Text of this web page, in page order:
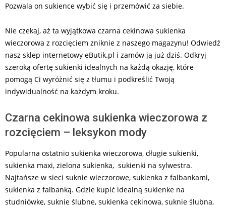
Pozwala on sukience wybić się i przemówić za siebie.
Nie czekaj, aż ta wyjątkowa czarna cekinowa sukienka
wieczorowa z rozcięciem zniknie z naszego magazynu! Odwiedź
nasz sklep internetowy eButik.pl i zamów ją już dziś. Odkryj
szeroką ofertę sukienki idealnych na każdą okazję, które
pomogą Ci wyróżnić się z tłumu i podkreślić Twoją
indywidualność na każdym kroku.
Czarna cekinowa sukienka wieczorowa z
rozcięciem – leksykon mody
Popularna ostatnio sukienka wieczorowa, długie sukienki,
sukienka maxi, zielona sukienka, sukienki na sylwestra.
Najtańsze w sieci suknie wieczorowe, sukienka z falbankami,
sukienka z falbanką. Gdzie kupić idealną sukienke na
studniówkę, suknie ślubne, sukienka cekinowa, suknie ślubna,